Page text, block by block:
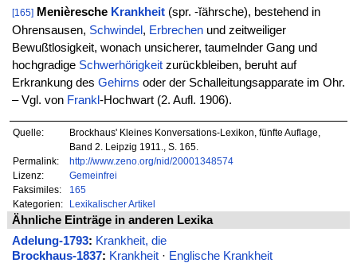
[165] Menièresche Krankheit(spr. -ĭährsche), bestehend in
Ohrensausen, Schwindel , Erbrechenund zeitweiliger
Bewußtlosigkeit, wonach unsicherer, taumelnder Gang und
hochgradige Schwerhörigkeitzurückbleiben, beruht auf
Erkrankung des Gehirns oder der Schalleitungsapparate im Ohr.
– Vgl. von Frankl-Hochwart (2. Aufl. 1906).
Quelle:
Brockhaus' Kleines Konversations-Lexikon, fünfte Auflage,
Band 2. Leipzig 1911., S. 165.
Permalink:
http://www.zeno.org/nid/20001348574
Lizenz:
Gemeinfrei
Faksimiles:
165
Kategorien:
Lexikalischer Artikel
Ähnliche Einträge in anderen Lexika
Adelung-1793: Krankheit, die
Brockhaus-1837: Krankheit· Englische Krankheit